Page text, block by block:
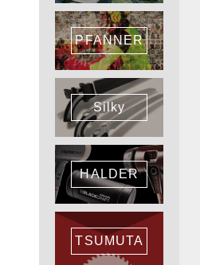
PFANNER
Silky
HALDER
TSUMUTA